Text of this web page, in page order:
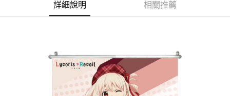
每筆NT$100，滿NT$1,300(含以上)免運費
宅配-離島(澎湖/金門/馬祖)-木棉花樂園專用
詳細說明 相關推薦